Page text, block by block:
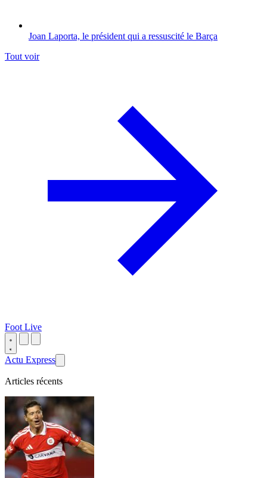
Joan Laporta, le président qui a ressuscité le Barça
Tout voir
Foot Live
Actu Express
Articles récents